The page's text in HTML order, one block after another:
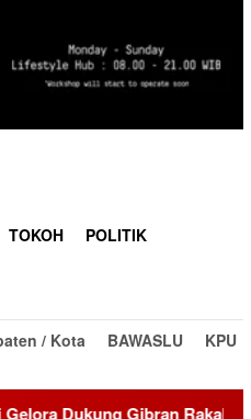
TOKOH POLITIK
/ Kota BAWASLU
KPU
Rakabuming Raka